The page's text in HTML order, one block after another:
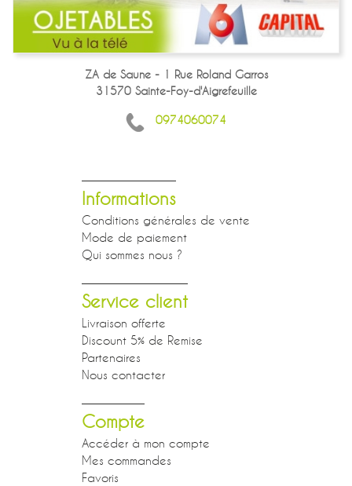
ZA de Saune - 1 Rue Roland Garros
31570 Sainte-Foy-d'Aigrefeuille
0974060074
Informations
Conditions générales de vente
Mode de paiement
Qui sommes nous ?
Service client
Livraison offerte
Discount 5% de Remise
Partenaires
Nous contacter
Compte
Accéder à mon compte
Mes commandes
Favoris